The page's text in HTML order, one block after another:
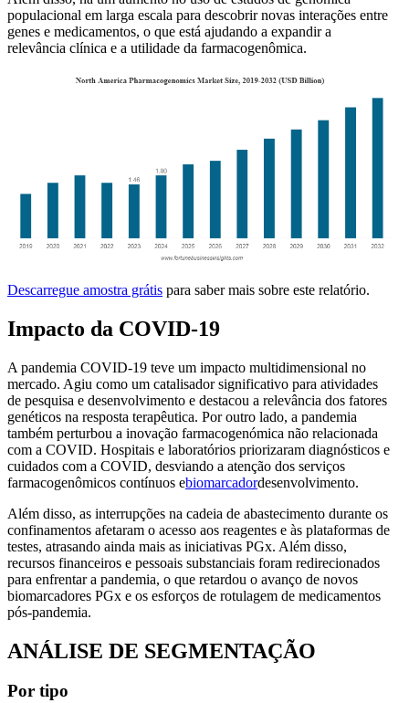
populacional em larga escala para descobrir novas interações entre
genes e medicamentos, o que está ajudando a expandir a
relevância clínica e a utilidade da farmacogenômica.
Descarregue amostra grátis para saber mais sobre este relatório.
Impacto da COVID-19
A pandemia COVID‑19 teve um impacto multidimensional no
mercado. Agiu como um catalisador significativo para atividades
de pesquisa e desenvolvimento e destacou a relevância dos fatores
genéticos na resposta terapêutica. Por outro lado, a pandemia
também perturbou a inovação farmacogenómica não relacionada
com a COVID. Hospitais e laboratórios priorizaram diagnósticos e
cuidados com a COVID, desviando a atenção dos serviços
farmacogenômicos contínuos ebiomarcadordesenvolvimento.
Além disso, as interrupções na cadeia de abastecimento durante os
confinamentos afetaram o acesso aos reagentes e às plataformas de
testes, atrasando ainda mais as iniciativas PGx. Além disso,
recursos financeiros e pessoais substanciais foram redirecionados
para enfrentar a pandemia, o que retardou o avanço de novos
biomarcadores PGx e os esforços de rotulagem de medicamentos
pós-pandemia.
ANÁLISE DE SEGMENTAÇÃO
Por tipo